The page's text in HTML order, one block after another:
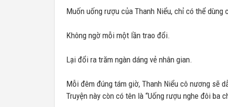
Muốn uống rượu của Thanh Niểu, chỉ có thể dùng
Không ngờ mỗi một lần trao đổi.
Lại đổi ra trăm ngàn dáng vẻ nhân gian.
Mỗi đêm đúng tám giờ, Thanh Niểu cô nương sẽ
Truyện này còn có tên là “Uống rượu nghe đôi ba